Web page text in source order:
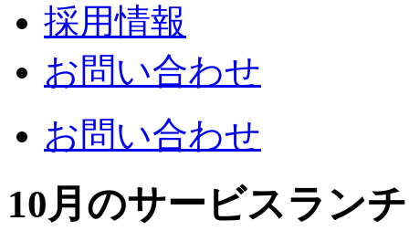
採用情報
お問い合わせ
お問い合わせ
10月のサービスラン